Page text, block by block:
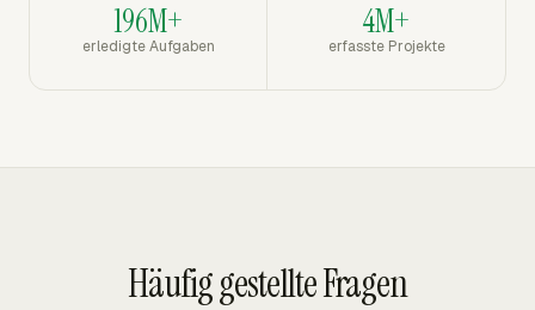
196M+
erledigte Aufgaben
4M+
erfasste Projekte
Häufig gestellte Fragen